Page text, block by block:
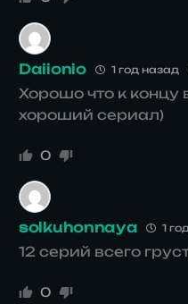
Daiionio 1 год назад
Хорошо что к концу
хороший сериал)
0
solkuhonnaya 1
12 серий всего
0